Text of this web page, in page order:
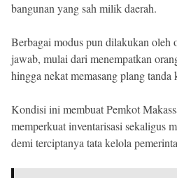
bangunan yang sah milik daerah.
Berbagai modus pun dilakukan oleh
jawab, mulai dari menempatkan
hingga nekat memasang plang tanda
Kondisi ini membuat Pemkot
memperkuat inventarisasi sekaligus
demi terciptanya tata kelola